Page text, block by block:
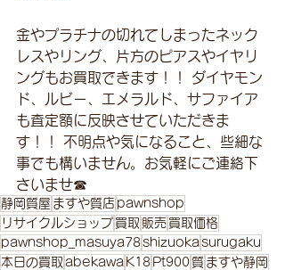
金やプラチナの切れてしまったネック
レスやリング、片方のピアスやイヤリ
ングもお買取できます！！ ダイヤモン
ド、ルビー、エメラルド、サファイア
も査定額に反映させていただきま
す！！ 不明点や気になること、些細な
事でも構いません。お気軽にご連絡下
さいませ☎
静岡質屋 ますや質店 pawnshop
リサイクルショップ 買取 販売 買取価格
pawnshop_masuya78shizuokasurugaku
本日の買取 abekawa K18 Pt900質 ますや静岡